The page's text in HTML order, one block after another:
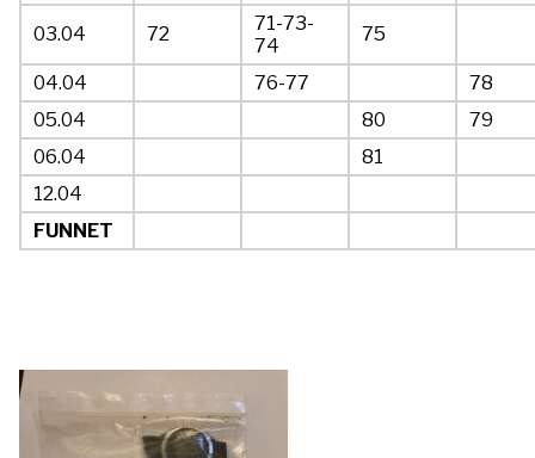
03.04 72
71-73-
74
75
04.04 76-77
78
05.04
80
79
06.04
81
12.04
FUNNET